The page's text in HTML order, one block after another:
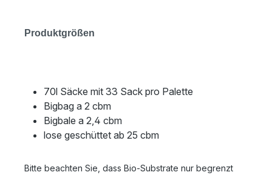
Produktgrößen
70l Säcke mit 33 Sack pro Palette
Bigbag a 2 cbm
Bigbale a 2,4 cbm
lose geschüttet ab 25 cbm
Bitte beachten Sie, dass Bio-Substrate nur begrenzt